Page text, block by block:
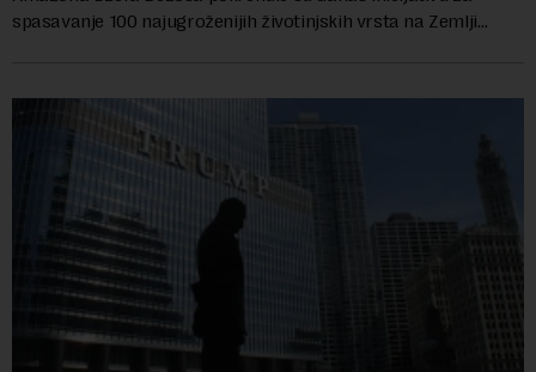
spasavanje 100 najugroženijih životinjskih vrsta na Zemlji